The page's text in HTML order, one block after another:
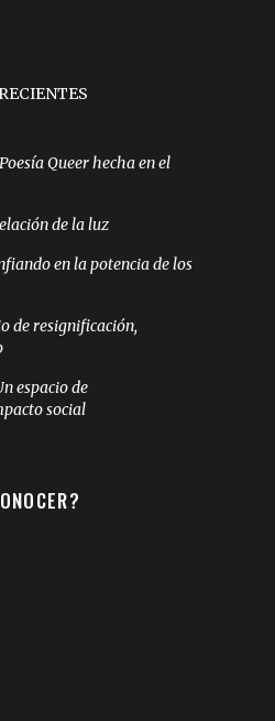
Queer hecha en el
de la luz
en la potencia de los
de resignificación,
espacio de
social